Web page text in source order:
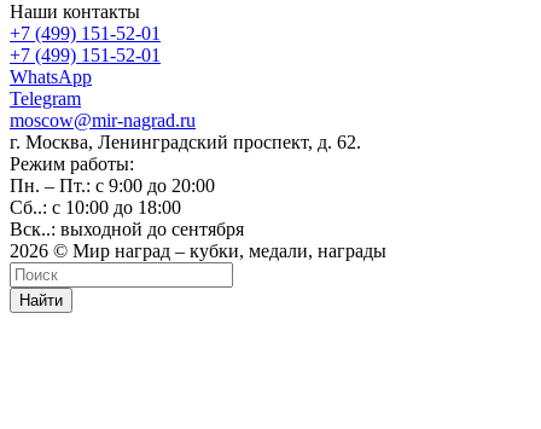
Наши контакты
+7 (499) 151-52-01
+7 (499) 151-52-01
WhatsApp
Telegram
moscow@mir-nagrad.ru
г. Москва, Ленинградский проспект, д. 62.
Режим работы:
Пн. – Пт.: с 9:00 до 20:00
Сб..: с 10:00 до 18:00
Вск..: выходной до сентября
2026 © Мир наград – кубки, медали, награды
Найти